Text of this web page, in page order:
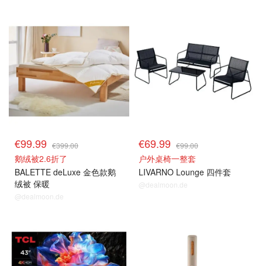
€99.99 €399.00
鹅绒被2.6折了
BALETTE deLuxe 金色款鹅
绒被 保暖
@dealmoon.de
€69.99 €99.00
户外桌椅一整套
LIVARNO Lounge 四件套
@dealmoon.de